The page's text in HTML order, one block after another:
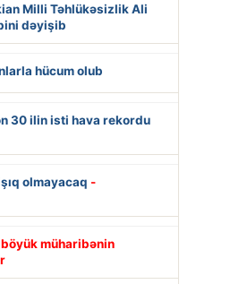
Milli Təhlükəsizlik Ali
dəyişib
hücum olub
30 ilin isti hava rekordu
olmayacaq -
müharibənin